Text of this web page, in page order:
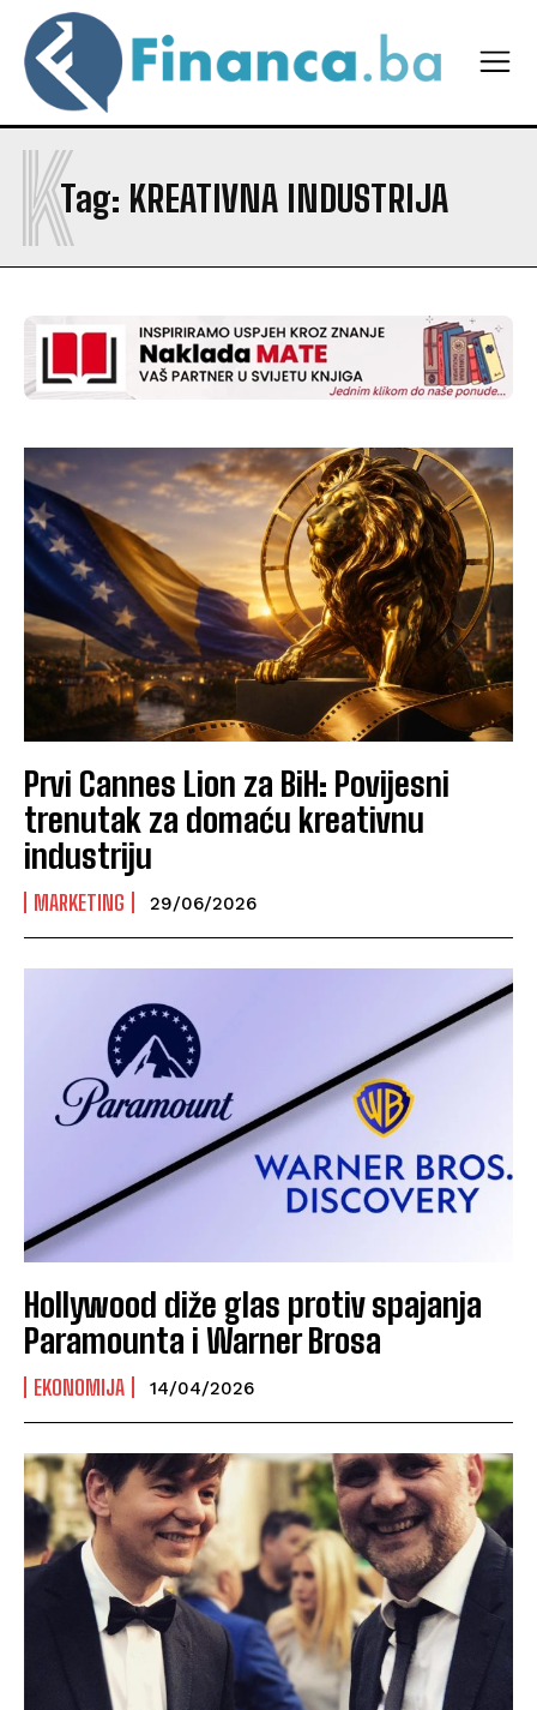
Tag: KREATIVNA INDUSTRIJA
K
Prvi Cannes Lion za BiH: Povijesni
trenutak za domaću kreativnu
industriju
MARKETING 29/06/2026
Hollywood diže glas protiv spajanja
Paramounta i Warner Brosa
EKONOMIJA 14/04/2026